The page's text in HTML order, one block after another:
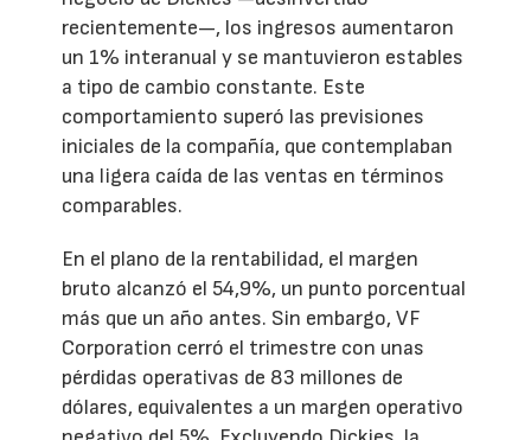
recientemente—, los ingresos aumentaron
un 1% interanual y se mantuvieron estables
a tipo de cambio constante. Este
comportamiento superó las previsiones
iniciales de la compañía, que contemplaban
una ligera caída de las ventas en términos
comparables.
En el plano de la rentabilidad, el margen
bruto alcanzó el 54,9%, un punto porcentual
más que un año antes. Sin embargo, VF
Corporation cerró el trimestre con unas
pérdidas operativas de 83 millones de
dólares, equivalentes a un margen operativo